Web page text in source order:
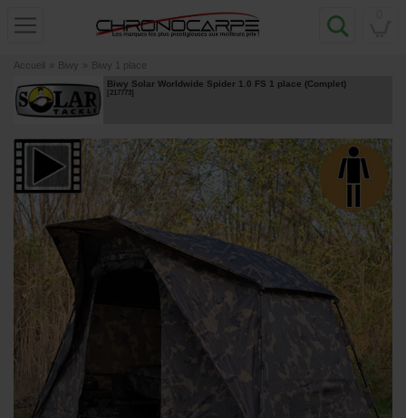
Accueil » Biwy » Biwy 1 place
Biwy Solar Worldwide Spider 1.0 FS 1 place (Complet)
[217773]